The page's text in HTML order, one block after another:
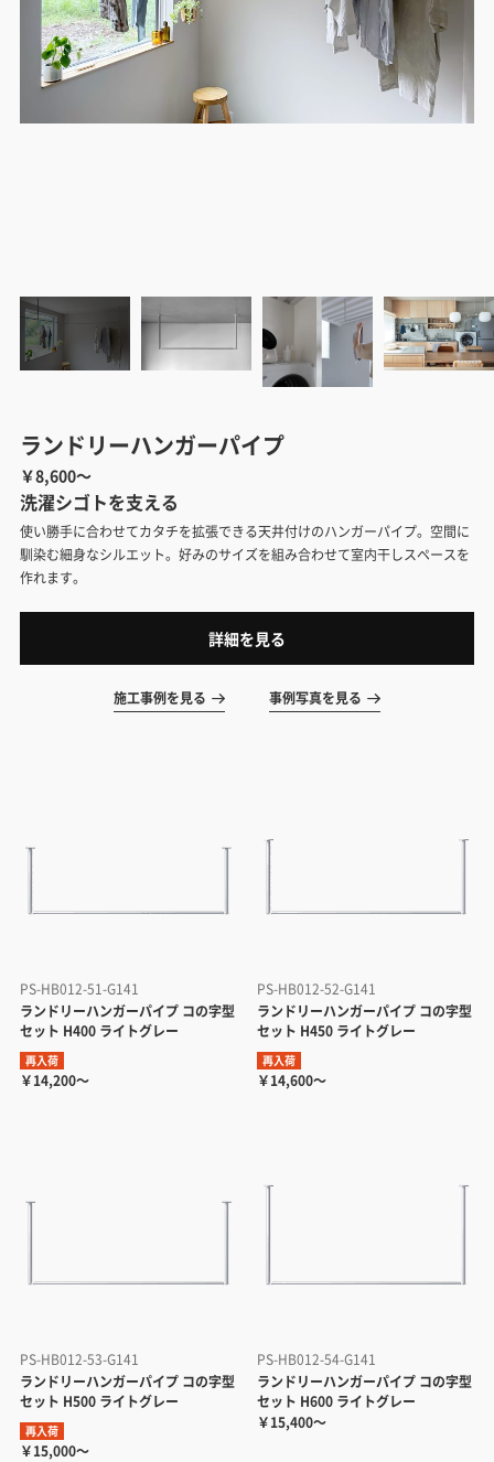
ランドリーハンガーパイプ
￥8,600～
洗濯シゴトを支える
使い勝手に合わせてカタチを拡張できる天井付けのハンガーパイプ。空間に
馴染む細身なシルエット。好みのサイズを組み合わせて室内干しスペースを
作れます。
詳細を見る
施工事例を見る 事例写真を見る
PS-HB012-51-G141
ランドリーハンガーパイプ コの字型
セット H400 ライトグレー
再入荷
￥14,200～
PS-HB012-52-G141
ランドリーハンガーパイプ コの字型
セット H450 ライトグレー
再入荷
￥14,600～
PS-HB012-53-G141
ランドリーハンガーパイプ コの字型
セット H500 ライトグレー
再入荷
￥15,000～
PS-HB012-54-G141
ランドリーハンガーパイプ コの字型
セット H600 ライトグレー
￥15,400～